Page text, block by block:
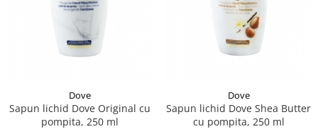
Pulverizatoare
Pulverizatoare profesionale
Saci de menaj
Sistem unica folosinta
Uscatoare maini
Dove
Sapun lichid Dove Original cu
pompita, 250 ml
Dove
Sapun lichid Dove Shea Butter
cu pompita, 250 ml